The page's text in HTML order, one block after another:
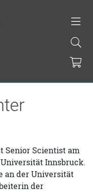
Senior Scientist am
Innsbruck.
an der Universität
der